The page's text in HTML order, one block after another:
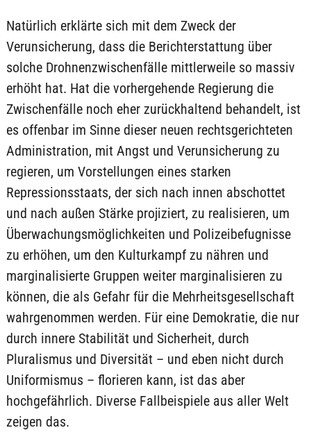
Natürlich erklärte sich mit dem Zweck der
Verunsicherung, dass die Berichterstattung über
solche Drohnenzwischenfälle mittlerweile so massiv
erhöht hat. Hat die vorhergehende Regierung die
Zwischenfälle noch eher zurückhaltend behandelt, ist
es offenbar im Sinne dieser neuen rechtsgerichteten
Administration, mit Angst und Verunsicherung zu
regieren, um Vorstellungen eines starken
Repressionsstaats, der sich nach innen abschottet
und nach außen Stärke projiziert, zu realisieren, um
Überwachungsmöglichkeiten und Polizeibefugnisse
zu erhöhen, um den Kulturkampf zu nähren und
marginalisierte Gruppen weiter marginalisieren zu
können, die als Gefahr für die Mehrheitsgesellschaft
wahrgenommen werden. Für eine Demokratie, die nur
durch innere Stabilität und Sicherheit, durch
Pluralismus und Diversität – und eben nicht durch
Uniformismus – florieren kann, ist das aber
hochgefährlich. Diverse Fallbeispiele aus aller Welt
zeigen das.